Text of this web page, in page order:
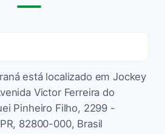
está localizado em Jockey
Victor Ferreira do
Pinheiro Filho, 2299 -
82800-000, Brasil